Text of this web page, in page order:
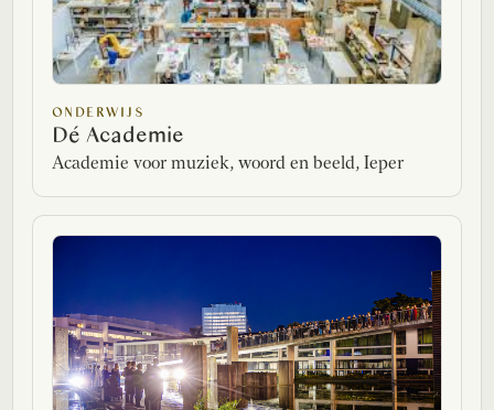
ONDERWIJS
Dé Academie
Academie voor muziek, woord en beeld, Ieper